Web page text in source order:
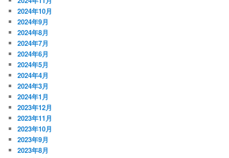
2024年10月
2024年9月
2024年8月
2024年7月
2024年6月
2024年5月
2024年4月
2024年3月
2024年1月
2023年12月
2023年11月
2023年10月
2023年9月
2023年8月